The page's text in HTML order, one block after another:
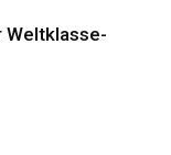
Weltklasse-